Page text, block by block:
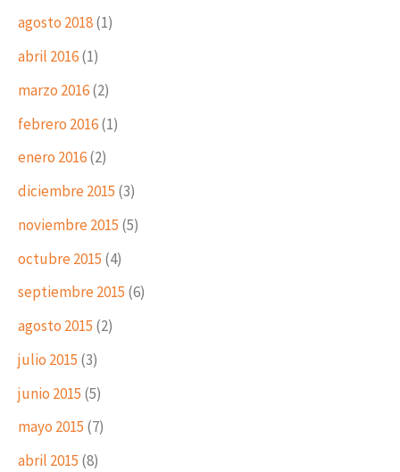
agosto 2018(1)
abril 2016(1)
marzo 2016(2)
febrero 2016(1)
enero 2016(2)
diciembre 2015 (3)
noviembre 2015 (5)
octubre 2015 (4)
septiembre 2015 (6)
agosto 2015 (2)
julio 2015 (3)
junio 2015 (5)
mayo 2015 (7)
abril 2015 (8)